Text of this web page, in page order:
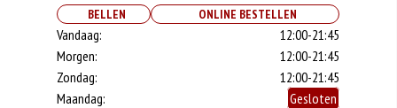
BELLEN ONLINE BESTELLEN
Vandaag:
12:00-21:45
Morgen:
12:00-21:45
Zondag:
12:00-21:45
Maandag:
Gesloten